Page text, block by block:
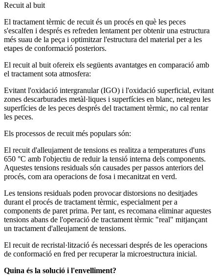
Recuit al buit
El tractament tèrmic de recuit és un procés en què les peces
s'escalfen i després es refreden lentament per obtenir una estructura
més suau de la peça i optimitzar l'estructura del material per a les
etapes de conformació posteriors.
El recuit al buit ofereix els següents avantatges en comparació amb
el tractament sota atmosfera:
Evitant l'oxidació intergranular (IGO) i l'oxidació superficial, evitant
zones descarburades metàl·liques i superfícies en blanc, netegeu les
superfícies de les peces després del tractament tèrmic, no cal rentar
les peces.
Els processos de recuit més populars són:
El recuit d'alleujament de tensions es realitza a temperatures d'uns
650 °C amb l'objectiu de reduir la tensió interna dels components.
Aquestes tensions residuals són causades per passos anteriors del
procés, com ara operacions de fosa i mecanitzat en verd.
Les tensions residuals poden provocar distorsions no desitjades
durant el procés de tractament tèrmic, especialment per a
components de paret prima. Per tant, es recomana eliminar aquestes
tensions abans de l'operació de tractament tèrmic "real" mitjançant
un tractament d'alleujament de tensions.
El recuit de recristal·lització és necessari després de les operacions
de conformació en fred per recuperar la microestructura inicial.
Quina és la solució i l'envelliment?